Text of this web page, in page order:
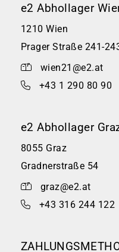
e2 Abhollager
1210 Wien
Prager Straße 241-
wien21@e2.at
+43 1 290 80 90
e2 Abhollager
8055 Graz
Gradnerstraße 54
graz@e2.at
+43 316 244 122